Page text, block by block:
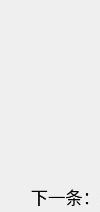
下一条：